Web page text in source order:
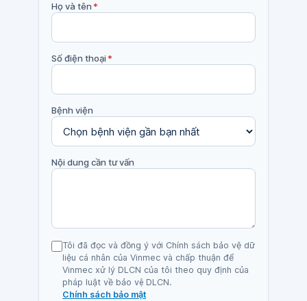
Họ và tên*
Số điện thoại*
Bệnh viện
Nội dung cần tư vấn
Tôi đã đọc và đồng ý với Chính sách bảo vệ dữ
liệu cá nhân của Vinmec và chấp thuận để
Vinmec xử lý DLCN của tôi theo quy định của
pháp luật về bảo vệ DLCN.
Chính sách bảo mật